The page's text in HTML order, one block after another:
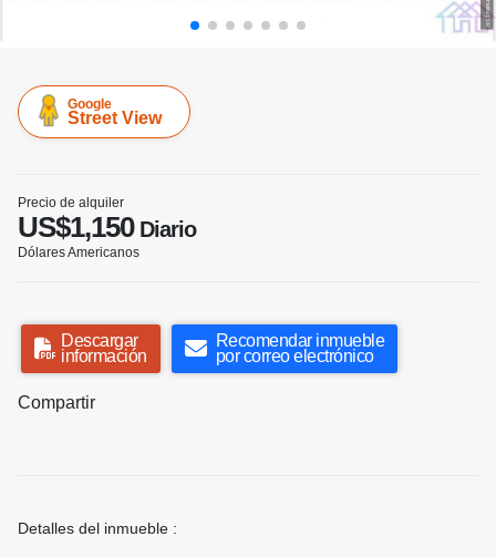
Google
Street View
Precio de alquiler
US$1,150Diario
Dólares Americanos
Descargar
información
Recomendar inmueble
por correo electrónico
Compartir
Detalles del inmueble :